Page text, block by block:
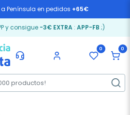
a Península en pedidos +65€
y consigue -3€ EXTRA: APP-FB ;)
0 0